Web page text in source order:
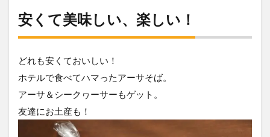
安くて美味しい、楽しい！
どれも安くておいしい！
ホテルで食べてハマったアーサそば。
アーサ＆シークヮーサーもゲット。
友達にお土産も！